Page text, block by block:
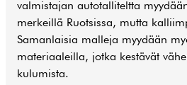
valmistajan autotalliteltta
merkeillä Ruotsissa, mutta
Samanlaisia malleja myydään
materiaaleilla, jotka kestävät
kulumista.